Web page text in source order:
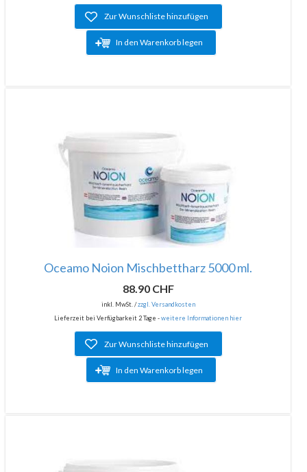
Zur Wunschliste hinzufügen
In den Warenkorb legen
Oceamo Noion Mischbettharz 5000 ml.
88.90 CHF
inkl. MwSt. /zzgl. Versandkosten
Lieferzeit bei Verfügbarkeit 2 Tage -weitere Informationen hier
Zur Wunschliste hinzufügen
In den Warenkorb legen